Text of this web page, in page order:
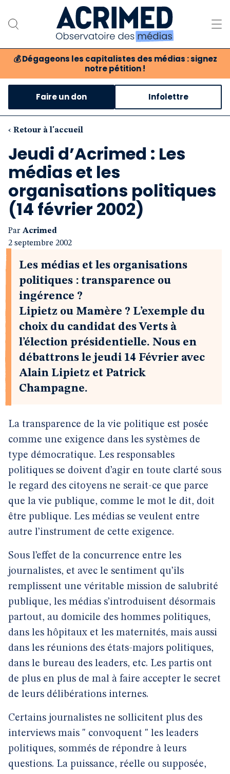
💰 Dégageons les capitalistes des médias : signez
notre pétition !
Notre association
Notre critique des médias
Nos propositions
Notre revue
Boutique
Faire un don Infolettre
‹ Retour à l'accueil
Jeudi d’Acrimed : Les
médias et les
organisations politiques
(14 février 2002)
Par Acrimed
2 septembre 2002
Les médias et les organisations
politiques : transparence ou
ingérence ?
Lipietz ou Mamère ? L’exemple du
choix du candidat des Verts à
l’élection présidentielle. Nous en
débattrons le jeudi 14 Février avec
Alain Lipietz et Patrick
Champagne.
La transparence de la vie politique est posée
comme une exigence dans les systèmes de
type démocratique. Les responsables
politiques se doivent d’agir en toute clarté sous
le regard des citoyens ne serait-ce que parce
que la vie publique, comme le mot le dit, doit
être publique. Les médias se veulent entre
autre l’instrument de cette exigence.
Sous l’effet de la concurrence entre les
journalistes, et avec le sentiment qu’ils
remplissent une véritable mission de salubrité
publique, les médias s’introduisent désormais
partout, au domicile des hommes politiques,
dans les hôpitaux et les maternités, mais aussi
dans les réunions des états-majors politiques,
dans le bureau des leaders, etc. Les partis ont
de plus en plus de mal à faire accepter le secret
de leurs délibérations internes.
Certains journalistes ne sollicitent plus des
interviews mais " convoquent " les leaders
politiques, sommés de répondre à leurs
questions. La puissance, réelle ou supposée,